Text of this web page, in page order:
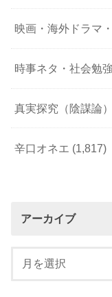
映画・海外ドラマ
時事ネタ・社会勉強
真実探究（陰謀論）
辛口オネエ (1,817)
アーカイブ